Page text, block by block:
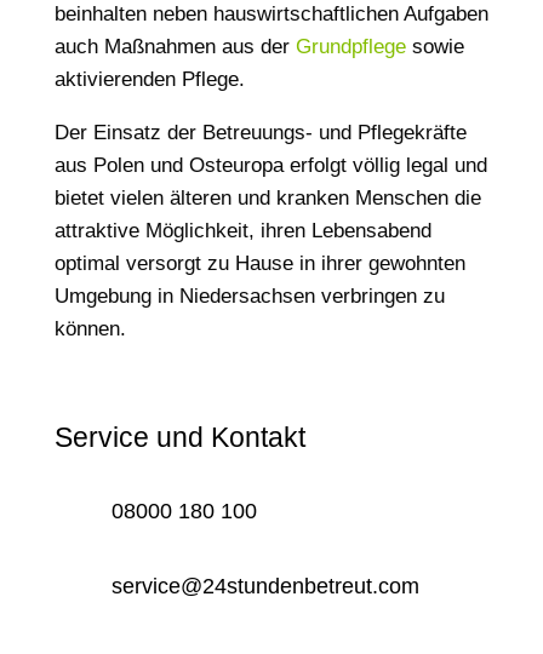
beinhalten neben hauswirtschaftlichen Aufgaben
auch Maßnahmen aus der Grundpflege sowie
aktivierenden Pflege.
Der Einsatz der Betreuungs- und Pflegekräfte
aus Polen und Osteuropa erfolgt völlig legal und
bietet vielen älteren und kranken Menschen die
attraktive Möglichkeit, ihren Lebensabend
optimal versorgt zu Hause in ihrer gewohnten
Umgebung in Niedersachsen verbringen zu
können.
Service und Kontakt
08000 180 100
service@24stundenbetreut.com